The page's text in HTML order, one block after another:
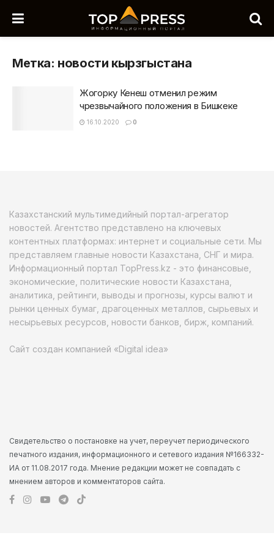
Метка: новости кырзгыстана
Жогорку Кенеш отменил режим
чрезвычайного положения в Бишкеке
16.10.2020 0
Казахстанский мультимедийный портал-агрегатор
новостей. Агентство представлено на ключевых
контентных платформах: интернет и социальные сети. Мы
представляем главные новости Казахстана, СНГ и мира.
Информационный портал TopPress.kz - это финансовые,
экономические, политические новости Казахстана,
аналитика, рейтинги, выводы и прогнозы, курсы валют и
рынки ценных бумаг, драгоценных металлов, сырьевых и
несырьевых ресурсов, новости банков, бирж, компаний.
Сайт создан компанией «Digital idea»
Свидетельство о постановке на учет, переучет периодического
печатного издания, информационного и сетевого издания №166332-
ИА от 11.08.2017 года. Мнение редакции может не совпадать с
мнением авторов и комментаторов сайта.